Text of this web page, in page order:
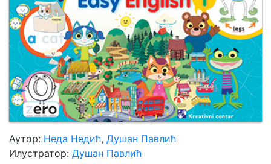
Мој
налог
Аутор: Неда Недић, Душан Павлић
Илустратор: Душан Павлић